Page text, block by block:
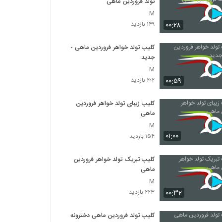
۰۰:۲۸
M
۱۴۹ بازدید
۰۰:۵۹
کلیپ تولد خواهر فروردین ماهی -
جدید
M
۲۰۲ بازدید
۰۱:۰۰
کلیپ زیبای تولد خواهر فروردین
ماهی
M
۱۵۴ بازدید
۰۰:۳۲
کلیپ تبریک تولد خواهر فروردین
ماهی
M
۲۲۳ بازدید
کلیپ تولد فروردین ماهی دخترونه